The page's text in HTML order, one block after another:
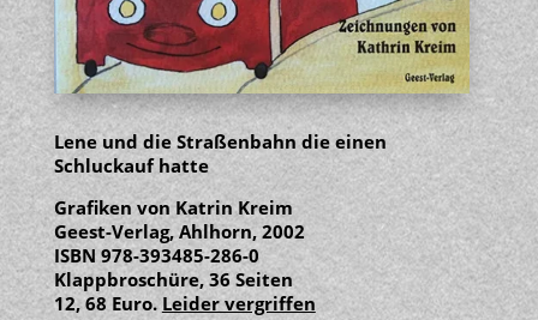
Lene und die Straßenbahn die einen
Schluckauf hatte
Grafiken von Katrin Kreim
Geest-Verlag, Ahlhorn, 2002
ISBN 978-393485-286-0
Klappbroschüre, 36 Seiten
12, 68 Euro.Leider vergriffen